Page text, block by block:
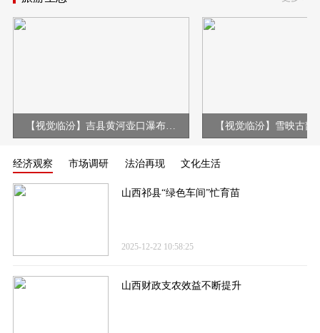
【视觉临汾】吉县黄河壶口瀑布现冰挂彩虹壮美景观
经济观察 市场调研 法治再现 文化生活
山西祁县“绿色车间”忙育苗
2025-12-22 10:58:25
山西财政支农效益不断提升